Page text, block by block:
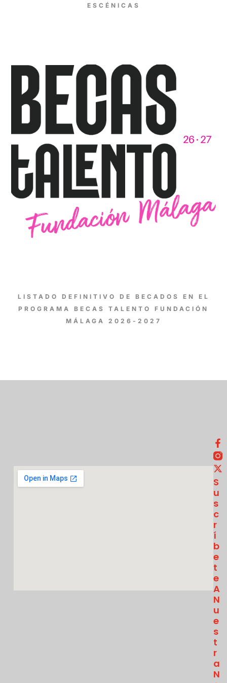
ESCÉNICAS
LISTADO DEFINITIVO DE BECADOS EN EL
PROGRAMA BECAS TALENTO FUNDACIÓN
MÁLAGA 2026-2027
S
U
S
C
R
Í
B
E
T
E
A
N
U
E
S
T
R
A
N